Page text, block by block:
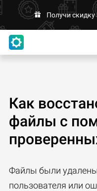
Получи
Как
файлы с
Файлы были
пользователя или